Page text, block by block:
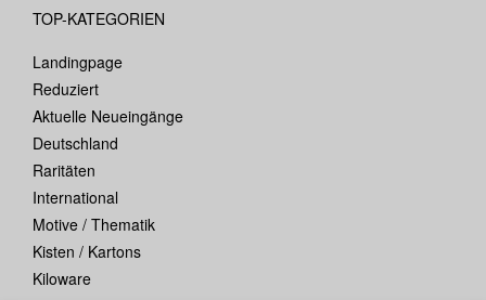
TOP-KATEGORIEN
Landingpage
Reduziert
Aktuelle Neueingänge
Deutschland
Raritäten
International
Motive / Thematik
Kisten / Kartons
Kiloware